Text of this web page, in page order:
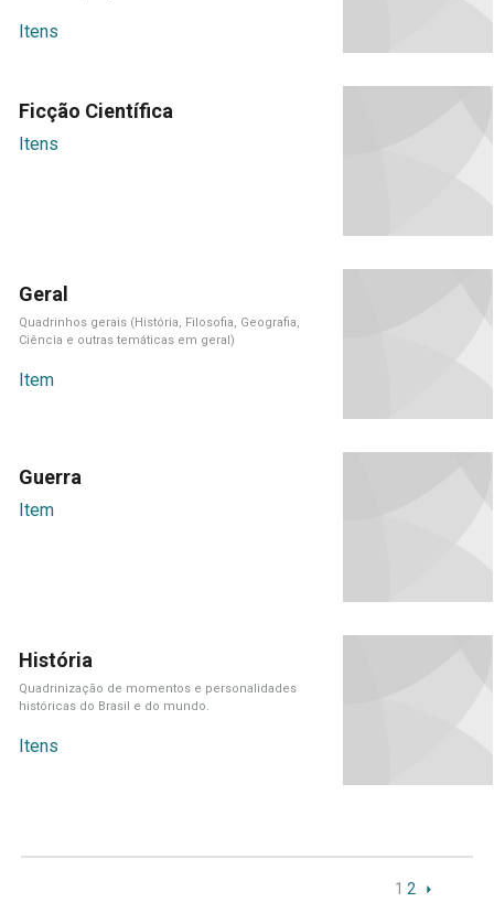
Itens
Ficção Científica
Itens
Geral
Quadrinhos gerais (História, Filosofia, Geografia,
Ciência e outras temáticas em geral)
Item
Guerra
Item
História
Quadrinização de momentos e personalidades
históricas do Brasil e do mundo.
Itens
1 2